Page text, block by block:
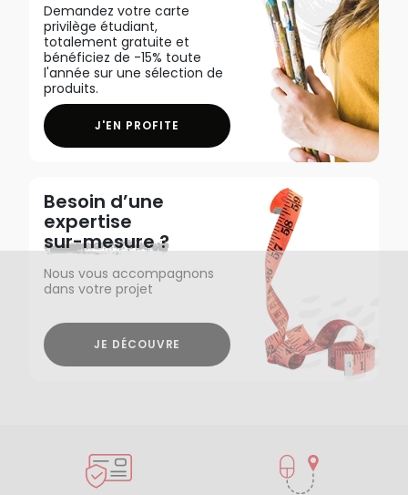
Demandez votre carte
privilège étudiant,
totalement gratuite et
bénéficiez de -15% toute
l'année sur une sélection de
produits.
J'EN PROFITE
Besoin d’une
expertise
sur-mesure ?
Nous vous accompagnons
dans votre projet
JE DÉCOUVRE